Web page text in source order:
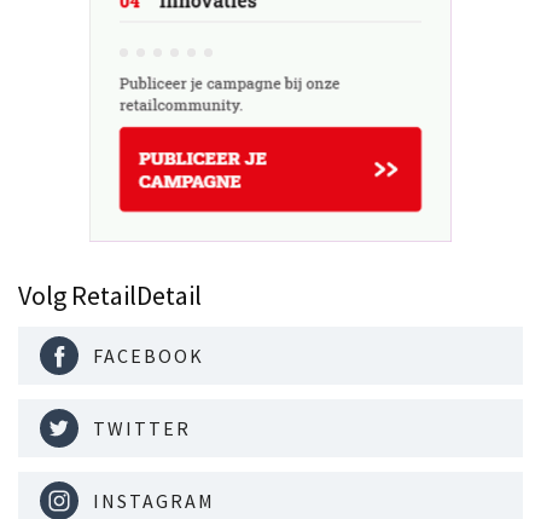
Volg RetailDetail
FACEBOOK
TWITTER
INSTAGRAM